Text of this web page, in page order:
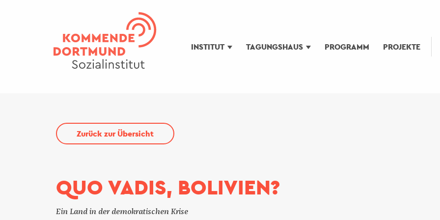
INSTITUT TAGUNGSHAUS PROGRAMM PROJEKTE
Zurück zur Übersicht
QUO VADIS, BOLIVIEN?
Ein Land in der demokratischen Krise